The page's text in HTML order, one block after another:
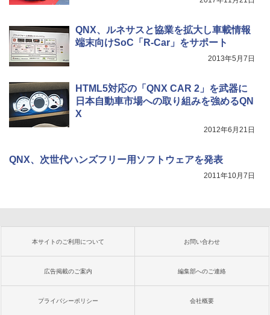
QNX、ルネサスと協業を拡大し車載情報
端末向けSoC「R-Car」をサポート
2013年5月7日
HTML5対応の「QNX CAR 2」を武器に
日本自動車市場への取り組みを強めるQN
X
2012年6月21日
QNX、次世代ハンズフリー用ソフトウェアを発表
2011年10月7日
本サイトのご利用について お問い合わせ
広告掲載のご案内 編集部へのご連絡
プライバシーポリシー 会社概要